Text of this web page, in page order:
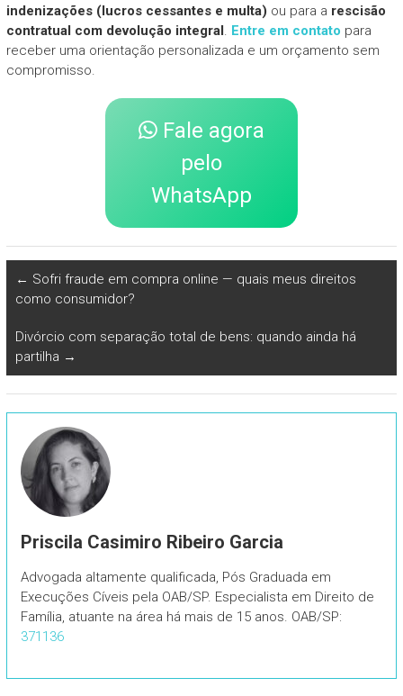
indenizações (lucros cessantes e multa) ou para a rescisão
contratual com devolução integral. Entre em contato para
receber uma orientação personalizada e um orçamento sem
compromisso.
Fale agora
pelo
WhatsApp
← Sofri fraude em compra online — quais meus direitos
como consumidor?
Divórcio com separação total de bens: quando ainda há
partilha →
Priscila Casimiro Ribeiro Garcia
Advogada altamente qualificada, Pós Graduada em
Execuções Cíveis pela OAB/SP. Especialista em Direito de
Família, atuante na área há mais de 15 anos. OAB/SP:
371136